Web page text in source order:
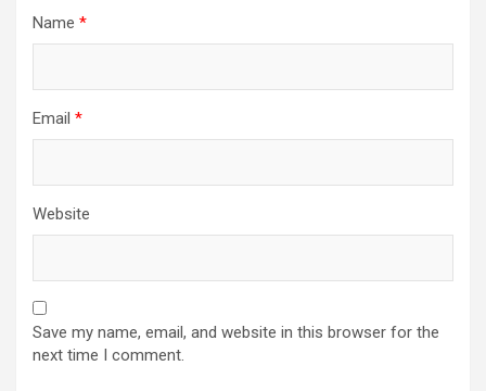
Name *
Email *
Website
Save my name, email, and website in this browser for the
next time I comment.